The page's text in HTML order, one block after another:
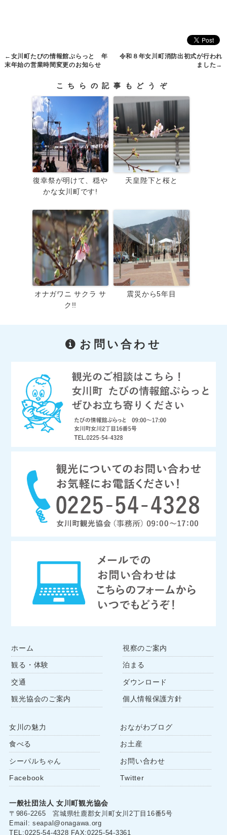
← 女川町たびの情報館ぷらっと 年
末年始の営業時間変更のお知らせ
令和８年女川町消防出初式が行われ
ました →
こちらの記事もどうぞ
復幸祭が明けて、穏や
かな女川町です!
天皇陛下と桜と
オナガワニ サクラ サ
ク!!
震災から5年目
お問い合わせ
ホーム
観る・体験
交通
観光協会のご案内
視察のご案内
泊まる
ダウンロード
個人情報保護方針
女川の魅力
食べる
シーパルちゃん
Facebook
おながわブログ
お土産
お問い合わせ
Twitter
一般社団法人 女川町観光協会
〒986-2265 宮城県牡鹿郡女川町女川2丁目16番5号
Email: seapal@onagawa.org
TEL:0225-54-4328 FAX:0225-54-3361